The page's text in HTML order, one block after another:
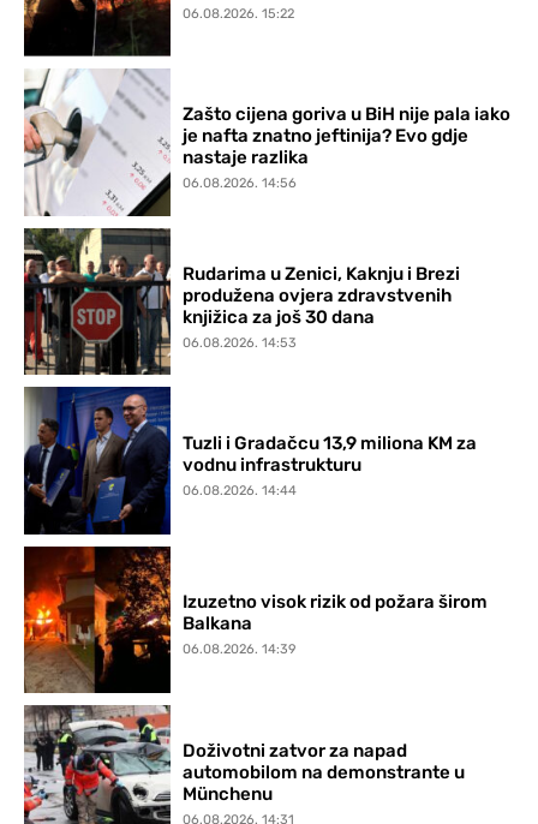
06.08.2026. 15:22
Zašto cijena goriva u BiH nije pala iako
je nafta znatno jeftinija? Evo gdje
nastaje razlika
06.08.2026. 14:56
Rudarima u Zenici, Kaknju i Brezi
produžena ovjera zdravstvenih
knjižica za još 30 dana
06.08.2026. 14:53
Tuzli i Gradačcu 13,9 miliona KM za
vodnu infrastrukturu
06.08.2026. 14:44
Izuzetno visok rizik od požara širom
Balkana
06.08.2026. 14:39
Doživotni zatvor za napad
automobilom na demonstrante u
Münchenu
06.08.2026. 14:31